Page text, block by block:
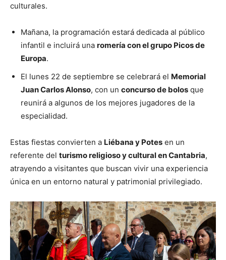
culturales.
Mañana, la programación estará dedicada al público
infantil e incluirá una romería con el grupo Picos de
Europa.
El lunes 22 de septiembre se celebrará el Memorial
Juan Carlos Alonso, con un concurso de bolos que
reunirá a algunos de los mejores jugadores de la
especialidad.
Estas fiestas convierten a Liébana y Potes en un
referente del turismo religioso y cultural en Cantabria,
atrayendo a visitantes que buscan vivir una experiencia
única en un entorno natural y patrimonial privilegiado.